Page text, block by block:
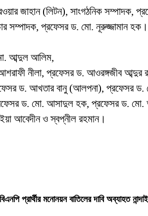
জাহান (লিটন), সাংগঠনিক সম্পাদক,
সম্পাদক, প্রফেসর ড. মো. নূরুজ্জামান হক।
আব্দুল আলিম,
নীলা, প্রফেসর ড. আওরঙ্গজীব আব্দুর
ড. আখতার বানু (আলপনা), প্রফেসর
ড. মো. আসাদুল হক, প্রফেসর ড. মো.
আবেদীন ও স্বপ্নীল রহমান।
বিএনপি প্রার্থীর মনোনয়ন বাতিলের দাবি অব্যাহত